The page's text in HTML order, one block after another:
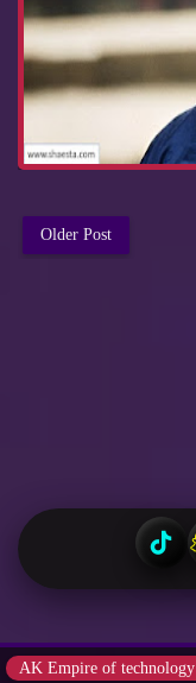
Older Post
AK Empire of technology